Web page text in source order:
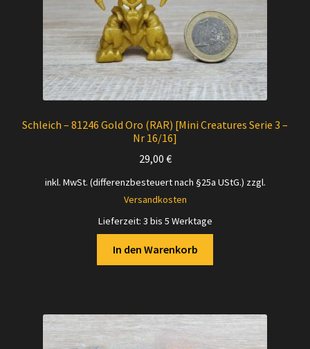
Schleich – 81246 Gold Oro (RAR) [Mini Creatures Serie 3 –
Nr 16/16]
29,00 €
inkl. MwSt. (differenzbesteuert nach §25a UStG.) zzgl.
Versandkosten
Lieferzeit: 3 bis 5 Werktage
In den Warenkorb